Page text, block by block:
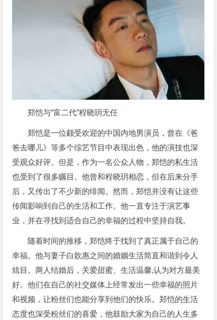
郑恺与“富二代”程晓玥无任
郑恺是一位颇受欢迎的中国内地男演员，曾在《爸
爸去哪儿》等多个综艺节目中表现出色，他的演技也深
受观众好评。但是，作为一名公众人物，郑恺的私生活
也受到了很多瞩目。他曾和程晓玥相恋，但在后来分手
后，又传出了不少新的绯闻。然而，郑恺并没有让这些
传闻影响到自己的生活和工作。他一直专注于演艺事
业，并在寻找到适合自己的幸福的过程中坚持自我。
随着时间的推移，郑恺终于找到了真正属于自己的
幸福。他与妻子白歆惠之间的婚姻生活简直和谐到令人
炫目。两人结婚后，关爱甜蜜、生活温馨,认为对方最美
好。他们在自己的社交媒体上经常发出一些幸福的照片
和视频，让粉丝们也能分享到他们的快乐。郑恺的生活
态度也深受粉丝们的喜爱，他鼓励大家为自己的人生多